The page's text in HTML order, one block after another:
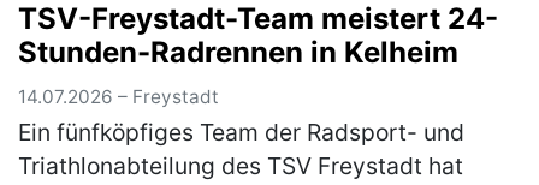
Pawlewitz (1. Vorsitzender Go…(mehr)
TSV-Freystadt-Team meistert 24-
Stunden-Radrennen in Kelheim
14.07.2026 – Freystadt
Ein fünfköpfiges Team der Radsport- und
Triathlonabteilung des TSV Freystadt hat